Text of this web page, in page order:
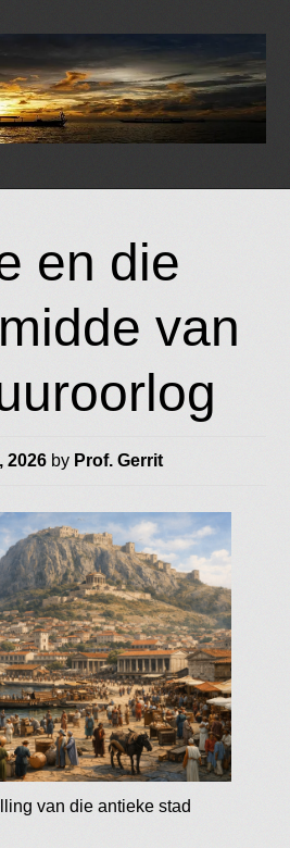
en die
van
2026 by Prof. Gerrit
van die antieke stad